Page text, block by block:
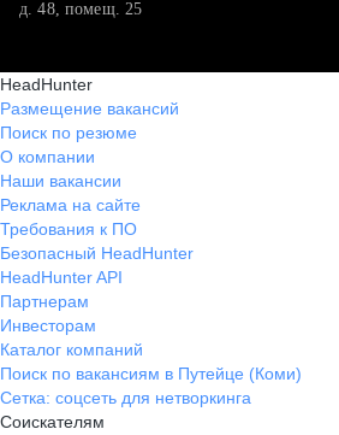
д. 48, помещ. 25
HeadHunter
Размещение вакансий
Поиск по резюме
О компании
Наши вакансии
Реклама на сайте
Требования к ПО
Безопасный HeadHunter
HeadHunter API
Партнерам
Инвесторам
Каталог компаний
Поиск по вакансиям в Путейце (Коми)
Сетка: соцсеть для нетворкинга
Соискателям